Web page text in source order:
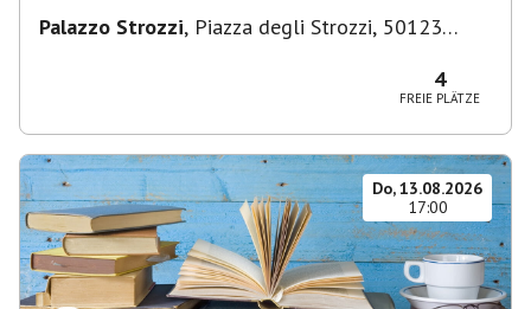
Palazzo Strozzi, Piazza degli Strozzi, 50123
4
FREIE PLÄTZE
Do, 13.08.2026
17:00